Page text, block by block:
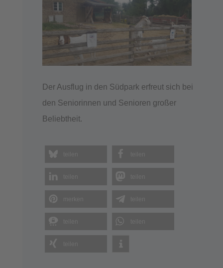
Der Ausflug in den Südpark erfreut sich bei
den Seniorinnen und Senioren großer
Beliebtheit.